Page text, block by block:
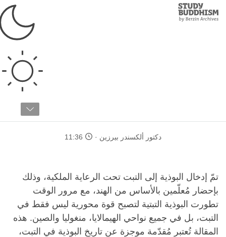
Study
Buddhism
كيف تطوّرت البوذية
دكتور ألكسندر بيرزين 11:36
تمّ إدخال البوذية إلى التبت تحت الرعاية الملكية، وذلك
بإحضار مُعلّمين بالأساس من الهند، مع مرور الوقت
تطورت البوذية التبتية لتصبح قوة محورية ليس فقط في
التبت، بل في جميع نواحي الهيمالايا، منغوليا والصين. هذه
المقالة تُعتبر مُقدّمة موجزة عن تاريخ البوذية في التبت،